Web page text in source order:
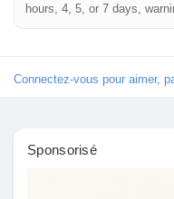
hours, 4, 5, or 7 days,
facts.
Connectez-vous pour aimer,
Sponsorisé